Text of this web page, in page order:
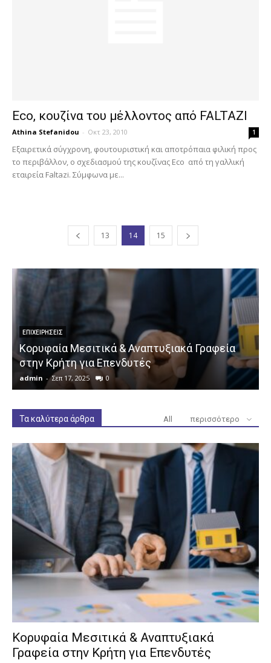
Eco, κουζίνα του μέλλοντος από FALTAZI
Athina Stefanidou - Οκτ 23, 2010 1
Εξαιρετικά σύγχρονη, φουτουριστική και αποτρόπαια φιλική προς
το περιβάλλον, ο σχεδιασμού της κουζίνας Eco από τη γαλλική
εταιρεία Faltazi. Σύμφωνα με...
13 14 15
ΕΠΙΧΕΙΡΉΣΕΙΣ
Κορυφαία Μεσιτικά & Αναπτυξιακά Γραφεία
στην Κρήτη για Επενδυτές
admin - Σεπ 17, 2025 0
Τα καλύτερα άρθρα All περισσότερο
Κορυφαία Μεσιτικά & Αναπτυξιακά
Γραφεία στην Κρήτη για Επενδυτές